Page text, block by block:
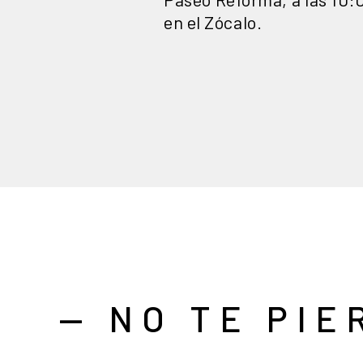
en el Zócalo.
— NO TE